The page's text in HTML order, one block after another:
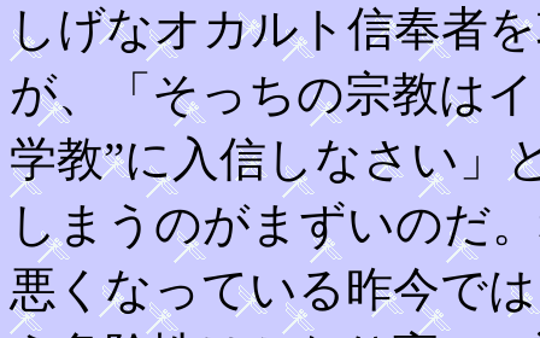
しげなオカルト信奉者
が、「そっちの宗教は
学教”に入信しなさい」
しまうのがまずいのだ
悪くなっている昨今で